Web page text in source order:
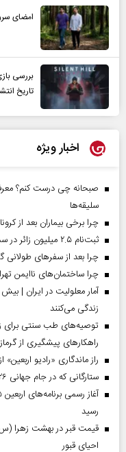
امضای
تاریخ
اخبار ویژه
سلیقه‌ها
چرا برخی بیماران بعد از
ثبت‌نام ۲.۵ میلیون زائر در سماح | عبور ۱.۷ میلیون نفر از مرز‌های اربعین
چرا بعد از سفرهای طولانی
چرا ساختمان‌های ناایمن
زندگی می‌کنند
توصیه‌های طب سنتی برای
راهکارهای پیشگیری از
راز ماندگاری «رادیو
ستارگانی که در جام جهانی ۲۰۲۶ بازی نکردند
رسید
احیای قبور